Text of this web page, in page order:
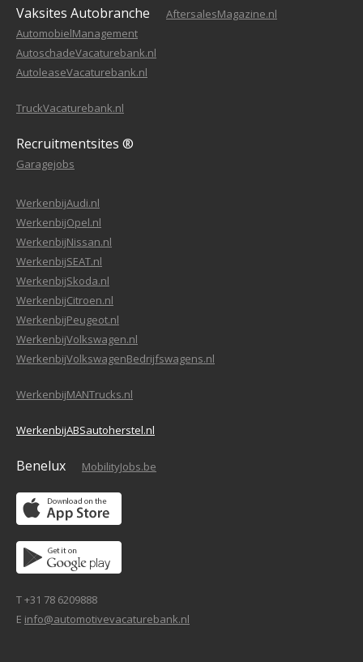
Vaksites Autobranche
AftersalesMagazine.nl
AutomobielManagement
AutoschadeVacaturebank.nl
AutoleaseVacaturebank.nl
TruckVacaturebank.nl
Recruitmentsites ®
Garagejobs
WerkenbijAudi.nl
WerkenbijOpel.nl
WerkenbijNissan.nl
WerkenbijSEAT.nl
WerkenbijSkoda.nl
WerkenbijCitroen.nl
WerkenbijPeugeot.nl
WerkenbijVolkswagen.nl
WerkenbijVolkswagenBedrijfswagens.nl
WerkenbijMANTrucks.nl
WerkenbijABSautoherstel.nl
Benelux MobilityJobs.be
T +31 78 6209888
E info@automotivevacaturebank.nl